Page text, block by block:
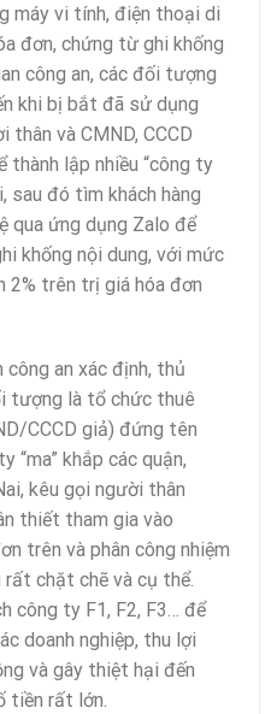
máy vi tính, điện thoại di
đơn, chứng từ ghi khống
công an, các đối tượng
khi bị bắt đã sử dụng
và CMND, CCCD
thành lập nhiều “công ty
sau đó tìm khách hàng
qua ứng dụng Zalo để
khống nội dung, với mức
2% trên trị giá hóa đơn
công an xác định, thủ
tượng là tổ chức thuê
CCCD giả) đứng tên
“ma” khắp các quận,
kêu gọi người thân
thiết tham gia vào
trên và phân công nhiệm
chặt chẽ và cụ thể.
công ty F1, F2, F3… để
doanh nghiệp, thu lợi
và gây thiệt hại đến
tiền rất lớn.